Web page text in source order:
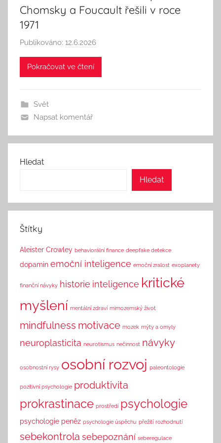
Chomsky a Foucault řešili v roce
1971
Publikováno: 12.6.2026
u
e
T
n
k
Pokračovat ve čtení
Svět
Napsat komentář
Hledat
Hledat
Štítky
Aleister Crowley behaviorální finance deepfake detekce
dopamin emoční inteligence emoční zralost exoplanety
finanční návyky historie inteligence kritické
myšlení mentální zdraví mimozemský život
mindfulness motivace mozek mýty a omyly
neuroplasticita neurotismus nečinnost návyky
osobnostní rysy osobní rozvoj paleontologie
pozitivní psychologie produktivita
prokrastinace prostředí psychologie
psychologie peněz psychologie úspěchu přežití rozhodnutí
sebekontrola sebepoznání seberegulace